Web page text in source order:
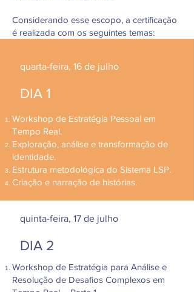
Considerando esse escopo, a certificação
é realizada com os seguintes temas:
quarta-feira, 16 de julho
DIA 1
Workshop de Estratégia Pessoal em
Tempo Real.
Exploração, análise e transformação de
identidade.
Estrutura metodológica do Sistema LSP.
Criação e narração de histórias.
quinta-feira, 17 de julho
DIA 2
Workshop de Estratégia para Análise e
Resolução de Desafios Complexos em